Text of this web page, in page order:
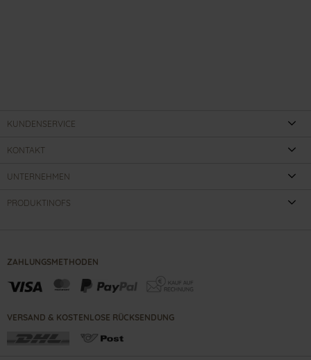
KUNDENSERVICE
KONTAKT
UNTERNEHMEN
PRODUKTINOFS
ZAHLUNGSMETHODEN
VERSAND & KOSTENLOSE RÜCKSENDUNG